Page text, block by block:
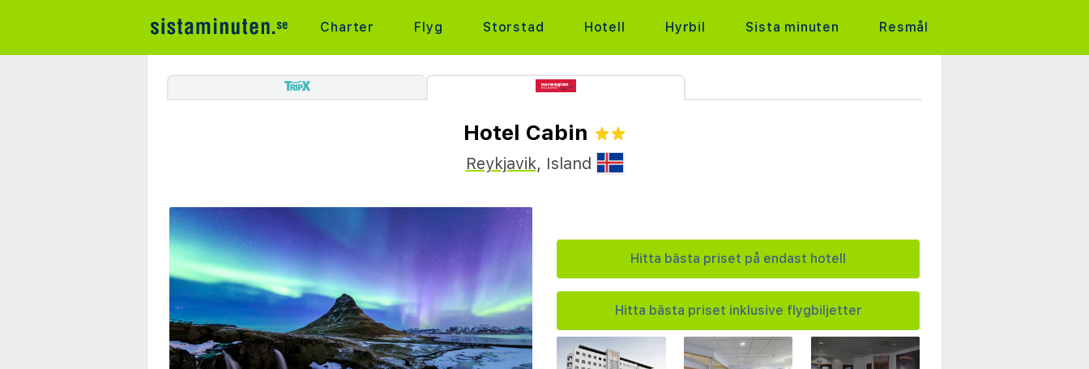
Charter Flyg Storstad Hotell Hyrbil Sista minuten Resmål
Hotel Cabin
Reykjavik, Island
Hitta bästa priset på endast hotell
Hitta bästa priset inklusive flygbiljetter